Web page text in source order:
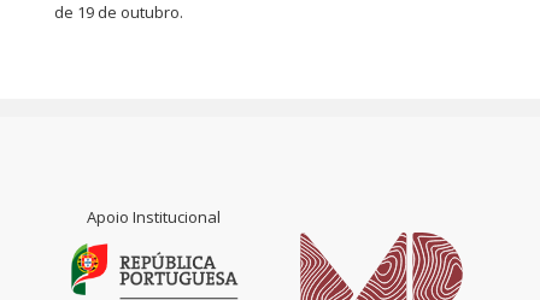
de 19 de outubro.
Apoio Institucional